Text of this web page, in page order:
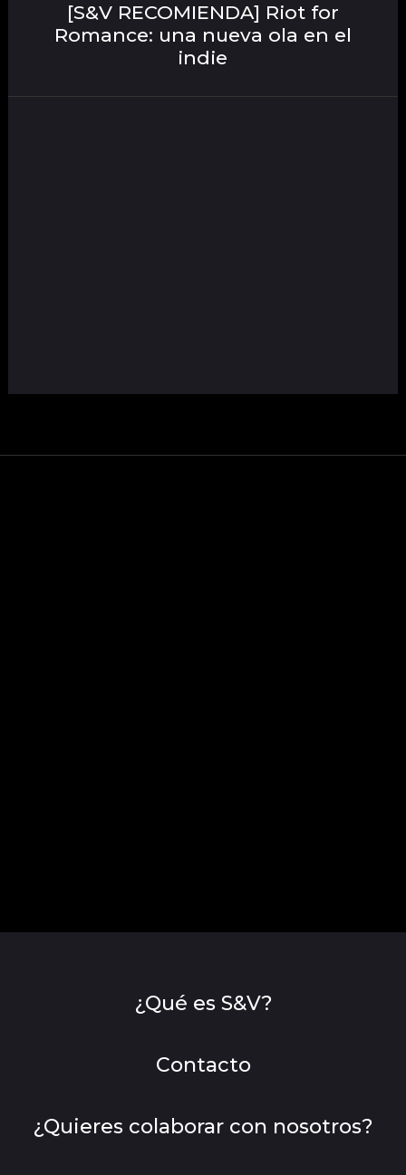
[S&V RECOMIENDA] Riot for
Romance: una nueva ola en el
indie
¿Qué es S&V?
Contacto
¿Quieres colaborar con nosotros?